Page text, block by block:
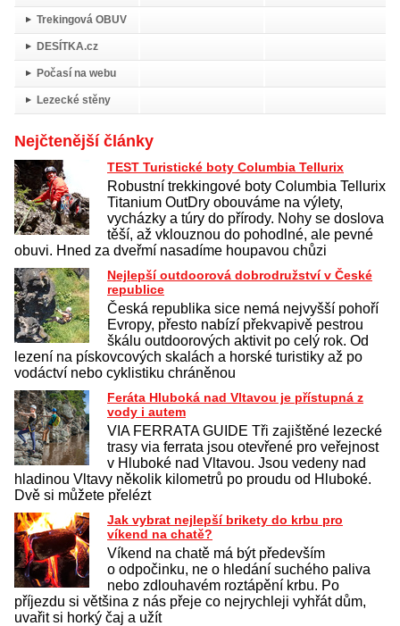
Trekingová OBUV
DESÍTKA.cz
Počasí na webu
Lezecké stěny
Nejčtenější články
TEST Turistické boty Columbia Tellurix
Robustní trekkingové boty Columbia Tellurix
Titanium OutDry obouváme na výlety,
vycházky a túry do přírody. Nohy se doslova
těší, až vklouznou do pohodlné, ale pevné
obuvi. Hned za dveřmí nasadíme houpavou chůzi
Nejlepší outdoorová dobrodružství v České
republice
Česká republika sice nemá nejvyšší pohoří
Evropy, přesto nabízí překvapivě pestrou
škálu outdoorových aktivit po celý rok. Od
lezení na pískovcových skalách a horské turistiky až po
vodáctví nebo cyklistiku chráněnou
Feráta Hluboká nad Vltavou je přístupná z
vody i autem
VIA FERRATA GUIDE Tři zajištěné lezecké
trasy via ferrata jsou otevřené pro veřejnost
v Hluboké nad Vltavou. Jsou vedeny nad
hladinou Vltavy několik kilometrů po proudu od Hluboké.
Dvě si můžete přelézt
Jak vybrat nejlepší brikety do krbu pro
víkend na chatě?
Víkend na chatě má být především
o odpočinku, ne o hledání suchého paliva
nebo zdlouhavém roztápění krbu. Po
příjezdu si většina z nás přeje co nejrychleji vyhřát dům,
uvařit si horký čaj a užít